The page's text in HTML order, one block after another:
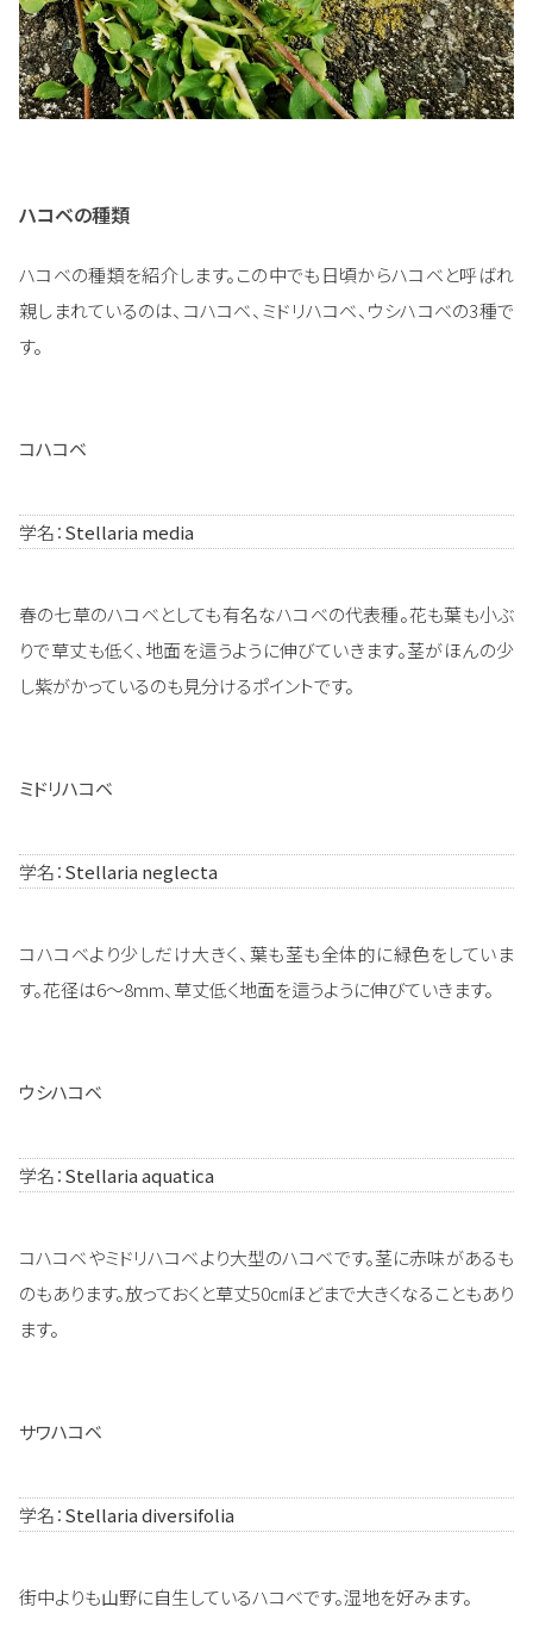
ハコベの種類
ハコベの種類を紹介します。この中でも日頃からハコベと呼ばれ
親しまれているのは、コハコベ、ミドリハコベ、ウシハコベの3種で
す。
コハコベ
学名：Stellaria media
春の七草のハコベとしても有名なハコベの代表種。花も葉も小ぶ
りで草丈も低く、地面を這うように伸びていきます。茎がほんの少
し紫がかっているのも見分けるポイントです。
ミドリハコベ
学名：Stellaria neglecta
コハコベより少しだけ大きく、葉も茎も全体的に緑色をしていま
す。花径は6～8mm、草丈低く地面を這うように伸びていきます。
ウシハコベ
学名：Stellaria aquatica
コハコベやミドリハコベより大型のハコベです。茎に赤味があるも
のもあります。放っておくと草丈50㎝ほどまで大きくなることもあり
ます。
サワハコベ
学名：Stellaria diversifolia
街中よりも山野に自生しているハコベです。湿地を好みます。